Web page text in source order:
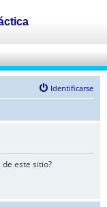
Identificarse
este sitio?